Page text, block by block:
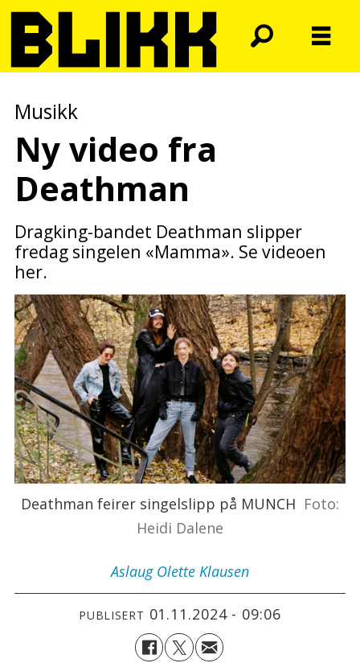
Musikk
Ny video fra
Deathman
Dragking-bandet Deathman slipper
fredag singelen «Mamma». Se videoen
her.
Deathman feirer singelslipp på MUNCH Foto:
Heidi Dalene
Aslaug Olette Klausen
PUBLISERT 01.11.2024 - 09:06